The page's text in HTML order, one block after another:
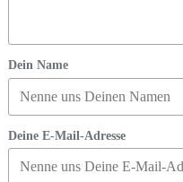
Dein Name
Deine E-Mail-Adresse